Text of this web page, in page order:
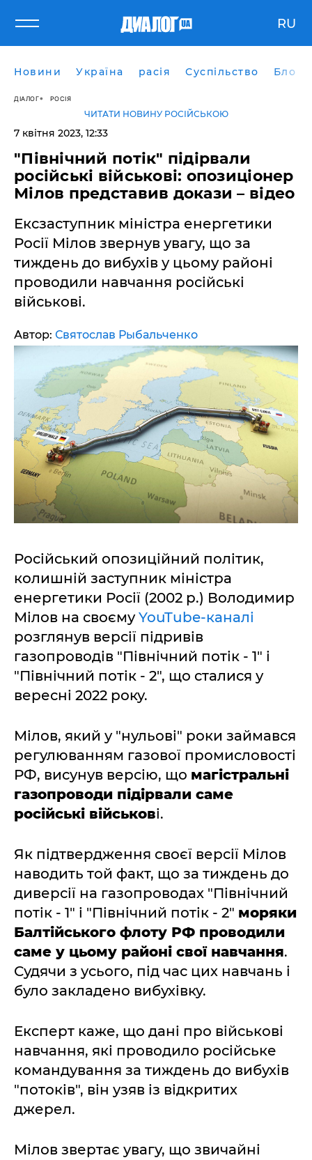
RU
Новини Україна расія Суспільство Блоги
ДІАЛОГ РОСІЯ
ЧИТАТИ НОВИНУ РОСІЙСЬКОЮ
7 квітня 2023, 12:33
"Північний потік" підірвали
російські військові: опозиціонер
Мілов представив докази – відео
Ексзаступник міністра енергетики
Росії Мілов звернув увагу, що за
тиждень до вибухів у цьому районі
проводили навчання російські
військові.
Автор: Святослав Рыбальченко
Російський опозиційний політик,
колишній заступник міністра
енергетики Росії (2002 р.) Володимир
Мілов на своємуYouTube-каналі
розглянув версії підривів
газопроводів "Північний потік - 1" і
"Північний потік - 2", що сталися у
вересні 2022 року.
Мілов, який у "нульові" роки займався
регулюванням газової промисловості
РФ, висунув версію, що магістральні
газопроводи підірвали саме
російські військові.
Як підтвердження своєї версії Мілов
наводить той факт, що за тиждень до
диверсії на газопроводах "Північний
потік - 1" і "Північний потік - 2" моряки
Балтійського флоту РФ проводили
саме у цьому районі свої навчання.
Судячи з усього, під час цих навчань і
було закладено вибухівку.
Експерт каже, що дані про військові
навчання, які проводило російське
командування за тиждень до вибухів
"потоків", він узяв із відкритих
джерел.
Мілов звертає увагу, що звичайні